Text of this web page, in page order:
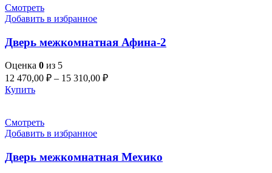
Смотреть
Добавить в избранное
Дверь межкомнатная Афина-2
Оценка 0 из 5
12 470,00 ₽ – 15 310,00 ₽
Купить
Смотреть
Добавить в избранное
Дверь межкомнатная Мехико